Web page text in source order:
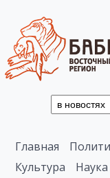
Главная
Культура